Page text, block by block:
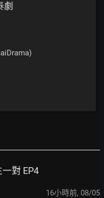
劇
對 EP4
16小時前, 08/05